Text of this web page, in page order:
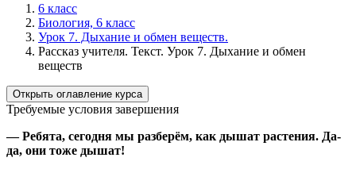
6 класс
Биология, 6 класс
Урок 7. Дыхание и обмен веществ.
Рассказ учителя. Текст. Урок 7. Дыхание и обмен
веществ
Открыть оглавление курса
Требуемые условия завершения
— Ребята, сегодня мы разберём, как дышат растения. Да-
да, они тоже дышат!